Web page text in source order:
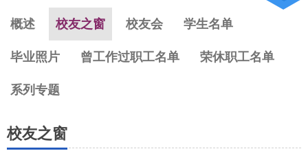
概述 校友之窗 校友会 学生名单
毕业照片 曾工作过职工名单 荣休职工名单
系列专题
校友之窗